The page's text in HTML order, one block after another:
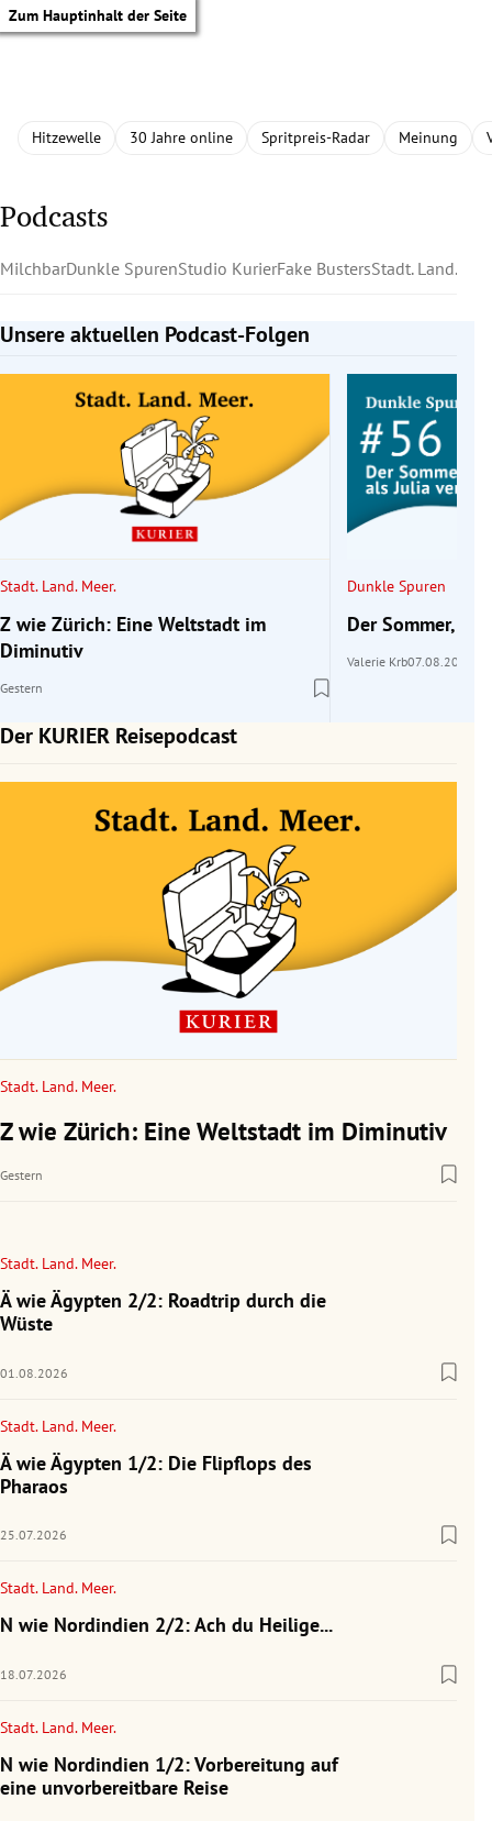
Zum Hauptinhalt der Seite
Untermenü
Untermenü
Untermenü
Untermenü
Untermenü
Hitzewelle 30 Jahre online Spritpreis-Radar Meinung
Podcasts
MilchbarDunkle SpurenStudio KurierFake BustersStadt. Land.
Unsere aktuellen Podcast-Folgen
Slide 1 von 5
Stadt. Land. Meer.
Z wie Zürich: Eine Weltstadt im
Diminutiv
Gestern
Dunkle Spuren
Der Sommer,
Valerie Krb07.08.2026
Der KURIER Reisepodcast
Stadt. Land. Meer.
Z wie Zürich: Eine Weltstadt im Diminutiv
Gestern
Stadt. Land. Meer.
Ä wie Ägypten 2/2: Roadtrip durch die
Wüste
01.08.2026
Stadt. Land. Meer.
Ä wie Ägypten 1/2: Die Flipflops des
Pharaos
25.07.2026
Stadt. Land. Meer.
N wie Nordindien 2/2: Ach du Heilige...
18.07.2026
Stadt. Land. Meer.
N wie Nordindien 1/2: Vorbereitung auf
eine unvorbereitbare Reise